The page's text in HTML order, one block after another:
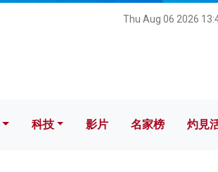
Thu Aug 06 2026
科技 影片 名家榜 灼見